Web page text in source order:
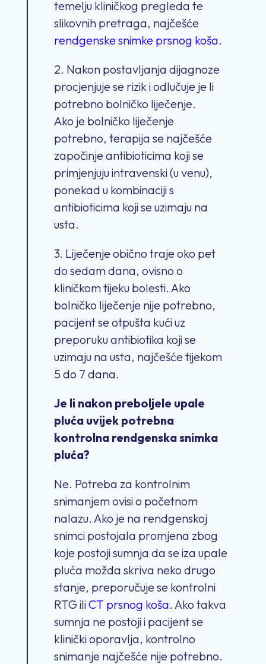
temelju kliničkog pregleda te
slikovnih pretraga, najčešće
rendgenske snimke prsnog koša.
2. Nakon postavljanja dijagnoze
procjenjuje se rizik i odlučuje je li
potrebno bolničko liječenje.
Ako je bolničko liječenje
potrebno, terapija se najčešće
započinje antibioticima koji se
primjenjuju intravenski (u venu),
ponekad u kombinaciji s
antibioticima koji se uzimaju na
usta.
3. Liječenje obično traje oko pet
do sedam dana, ovisno o
kliničkom tijeku bolesti. Ako
bolničko liječenje nije potrebno,
pacijent se otpušta kući uz
preporuku antibiotika koji se
uzimaju na usta, najčešće tijekom
5 do 7 dana.
Je li nakon preboljele upale
pluća uvijek potrebna
kontrolna rendgenska snimka
pluća?
Ne. Potreba za kontrolnim
snimanjem ovisi o početnom
nalazu. Ako je na rendgenskoj
snimci postojala promjena zbog
koje postoji sumnja da se iza upale
pluća možda skriva neko drugo
stanje, preporučuje se kontrolni
RTG iliCT prsnog koša. Ako takva
sumnja ne postoji i pacijent se
klinički oporavlja, kontrolno
snimanje najčešće nije potrebno.